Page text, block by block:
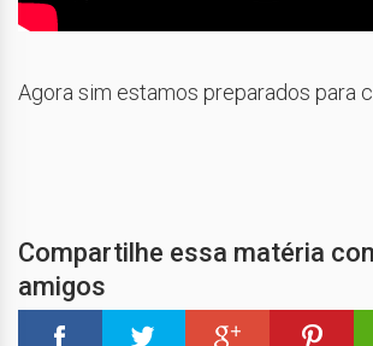
Agora sim estamos preparados para
Compartilhe essa matéria
amigos